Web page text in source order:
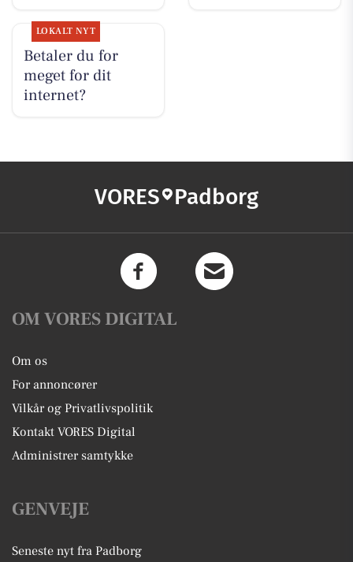
LOKALT NYT
Betaler du for
meget for dit
internet?
VORES Padborg
OM VORES DIGITAL
Om os
For annoncører
Vilkår og Privatlivspolitik
Kontakt VORES Digital
Administrer samtykke
GENVEJE
Seneste nyt fra Padborg